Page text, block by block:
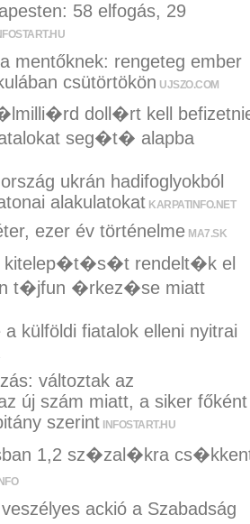
58 elfogás, 29
mentőknek: rengeteg ember
csütörtökön UJSZO.COM
doll�rt kell
seg�t� alapba
ukrán hadifoglyokból
alakulatokat KARPATINFO.NET
ezer év történelme MA7.SK
kitelep�t�s�t rendelt�k el
t�jfun �rkez�se miatt
külföldi fiatalok elleni nyitrai
változtak az
új szám miatt, a siker főként
szerint INFOSTART.HU
1,2 sz�zal�kra
ackió a Szabadság